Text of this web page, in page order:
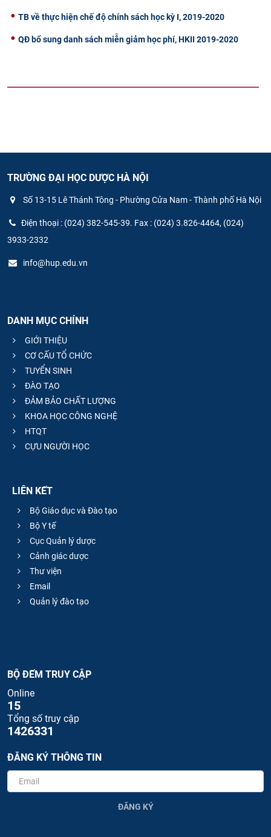
TB về thực hiện chế độ chính sách học kỳ I, 2019-2020
QĐ bổ sung danh sách miễn giảm học phí, HKII 2019-2020
TRƯỜNG ĐẠI HỌC DƯỢC HÀ NỘI
Số 13-15 Lê Thánh Tông - Phường Cửa Nam - Thành phố Hà Nội
Điện thoại : (024) 382-545-39. Fax : (024) 3.826-4464, (024)
3933-2332
info@hup.edu.vn
DANH MỤC CHÍNH
GIỚI THIỆU
CƠ CẤU TỔ CHỨC
TUYỂN SINH
ĐÀO TẠO
ĐẢM BẢO CHẤT LƯỢNG
KHOA HỌC CÔNG NGHỆ
HTQT
CỰU NGƯỜI HỌC
LIÊN KẾT
Bộ Giáo dục và Đào tạo
Bộ Y tế
Cục Quản lý dược
Cảnh giác dược
Thư viện
Email
Quản lý đào tạo
BỘ ĐẾM TRUY CẬP
Online
15
Tổng số truy cập
1426331
ĐĂNG KÝ THÔNG TIN
ĐĂNG KÝ